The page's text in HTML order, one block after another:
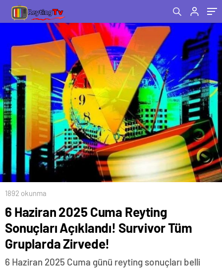
1892 okunma
6 Haziran 2025 Cuma Reyting
Sonuçları Açıklandı! Survivor Tüm
Gruplarda Zirvede!
6 Haziran 2025 Cuma günü reyting sonuçları belli